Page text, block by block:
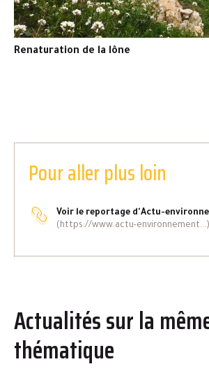
Renaturation de la lône
Pour aller plus loin
Voir le reportage d'Actu-
(https://www.actu-environnement...)
Actualités sur la
thématique